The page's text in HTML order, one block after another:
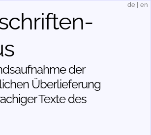
der
Über­lieferung
Texte des
de en